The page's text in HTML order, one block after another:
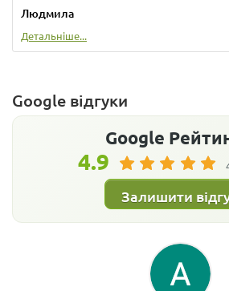
Людмила
Детальніше...
Google відгуки
Google
4.9
Залишити